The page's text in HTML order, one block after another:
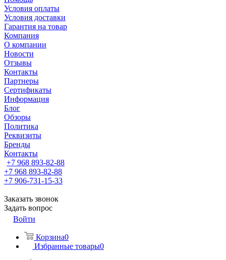
Условия оплаты
Условия доставки
Гарантия на товар
Компания
О компании
Новости
Отзывы
Контакты
Партнеры
Сертификаты
Информация
Блог
Обзоры
Политика
Реквизиты
Бренды
Контакты
+7 968 893-82-88
+7 968 893-82-88
+7 906-731-15-33
Заказать звонок
Задать вопрос
Войти
Корзина0
Избранные товары0